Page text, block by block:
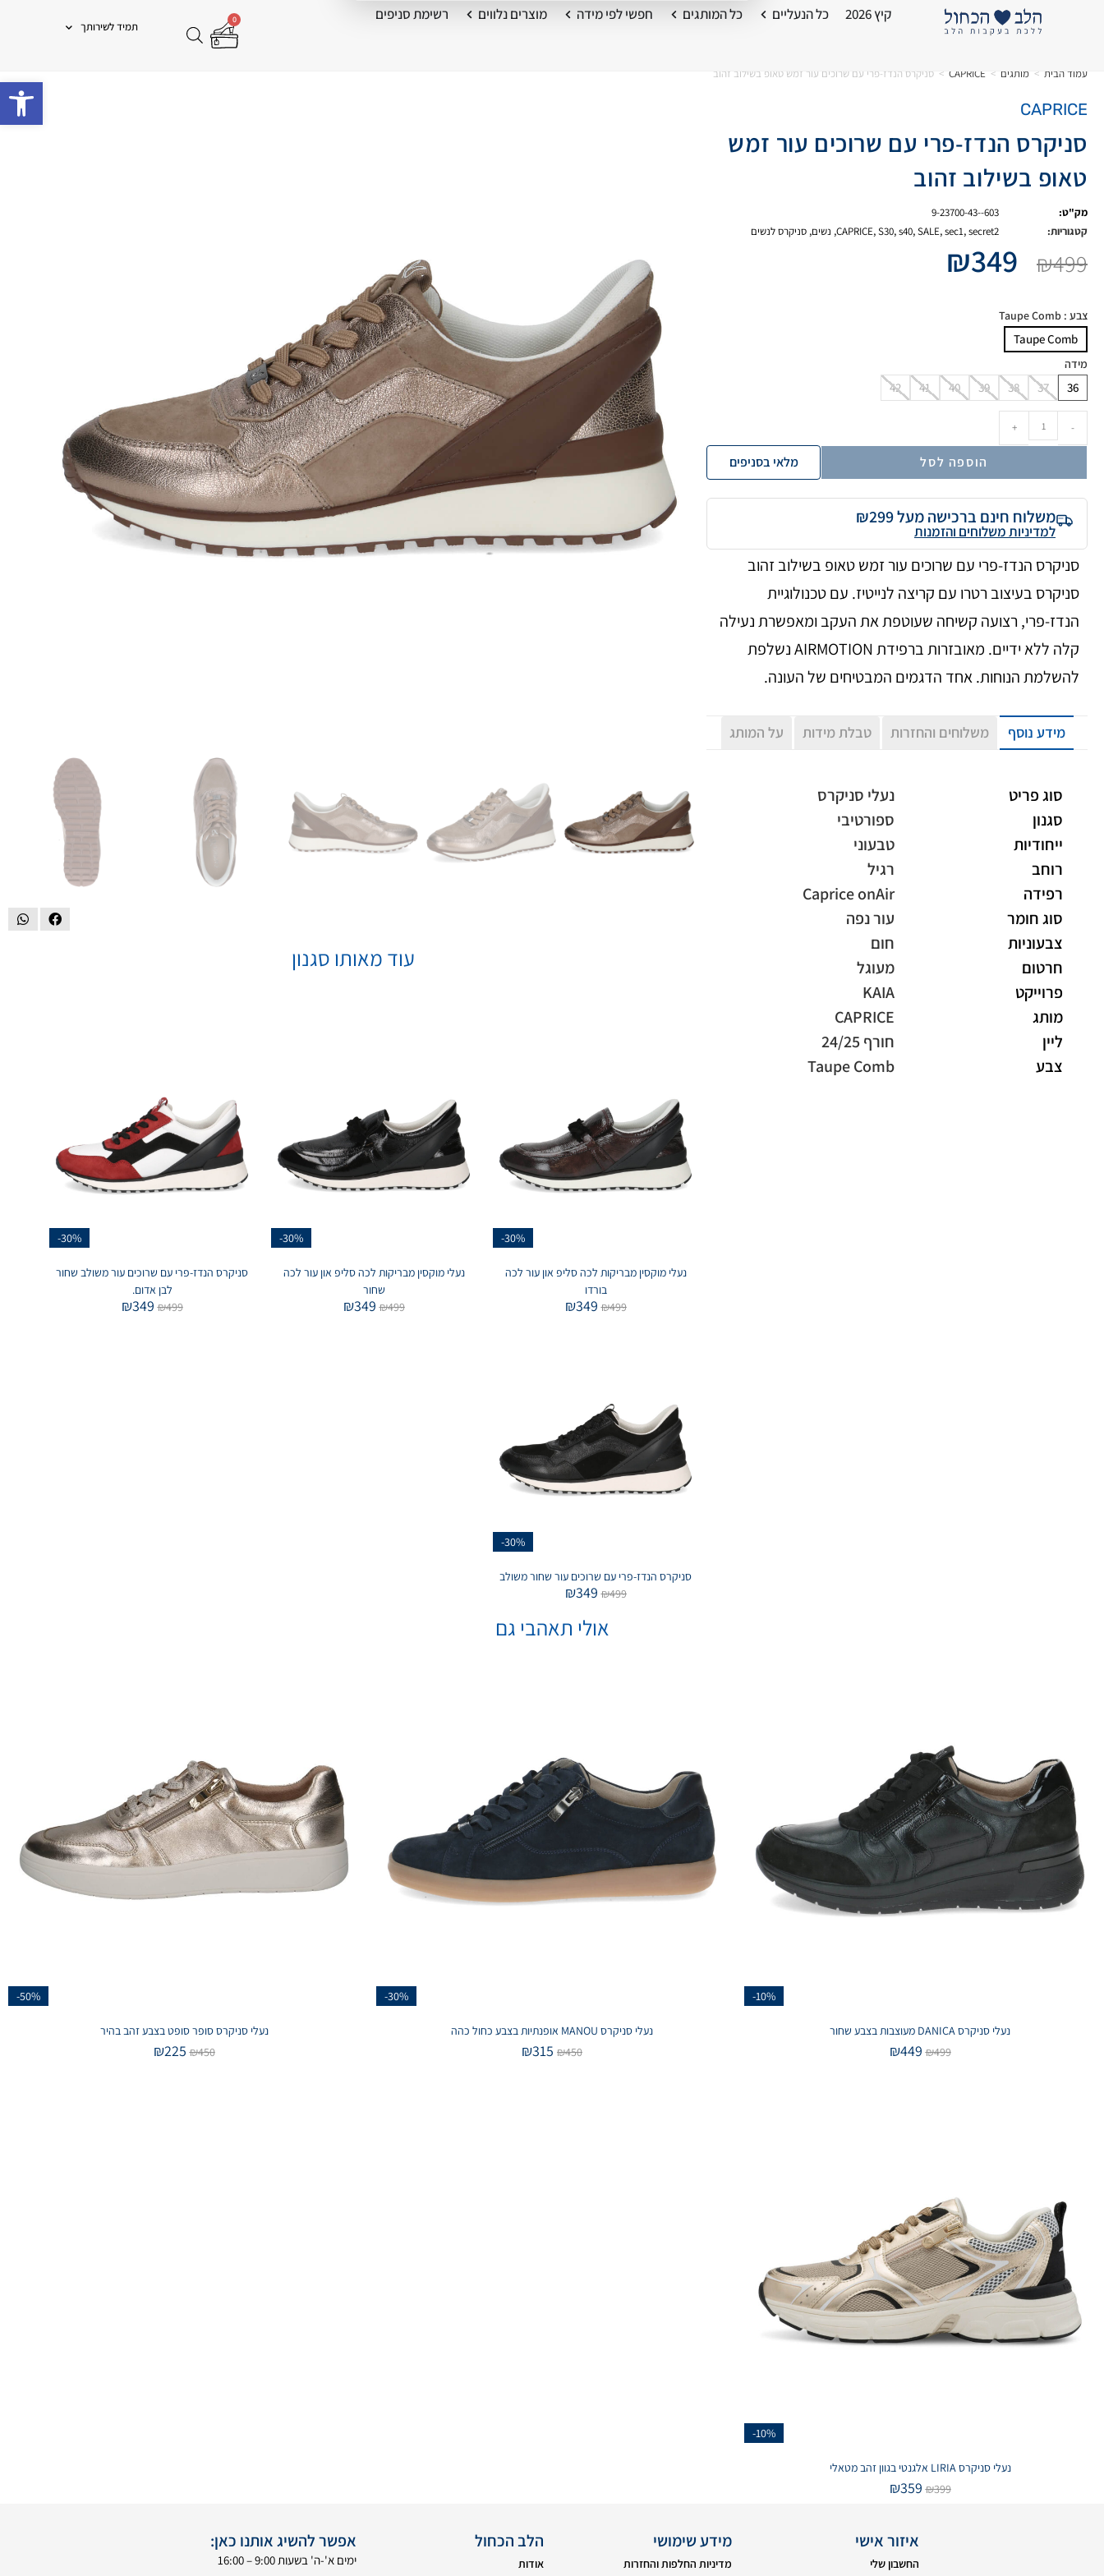
קיץ 2026 כל הנעליים כל המותגים חפשי לפי מידה מוצרים נלווים רשימת סניפים 0
תמיד לשירותך
עמוד הבית > מותגים >
CAPRICE
> סניקרס הנדז-פרי עם שרוכים עור זמש טאופ בשילוב זהוב
CAPRICE
סניקרס הנדז-פרי עם שרוכים עור זמש
טאופ בשילוב זהוב
מק"ט:
9-23700-43--603
קטגוריות:
CAPRICE,S30,s40,SALE,sec1,secret2
, נשים, סניקרס לנשים
₪499
₪349
צבע : Taupe Comb
Taupe Comb
מידה
36
37
38
39
40
41
42
-
+
הוספה לסל מלאי בסניפים
משלוח חינם ברכישה מעל ₪299
למדיניות משלוחים והזמנות
סניקרס הנדז-פרי עם שרוכים עור זמש טאופ בשילוב זהוב
סניקרס בעיצוב רטרו עם קריצה לנייטיז. עם טכנולוגיית
הנדז-פרי, רצועה קשיחה שעוטפת את העקב ומאפשרת נעילה
קלה ללא ידיים. מאובזרות ברפידת AIRMOTION נשלפת
להשלמת הנוחות. אחד הדגמים המבטיחים של העונה.
מידע נוסף משלוחים והחזרות טבלת מידות על המותג
סוג פריט
נעלי סניקרס
סגנון
ספורטיבי
ייחודיות
טבעוני
רוחב
רגיל
רפידה
Caprice onAir
סוג חומר
עור נפה
צבעוניות
חום
חרטום
מעוגל
פרוייקט
KAIA
מותג
CAPRICE
ליין
חורף 24/25
צבע
Taupe Comb
עוד מאותו סגנון
-30%
נעלי מוקסין מבריקות לכה סליפ און עור לכה
בורדו
₪499
₪349
-30%
נעלי מוקסין מבריקות לכה סליפ און עור לכה
שחור
₪499
₪349
-30%
סניקרס הנדז-פרי עם שרוכים עור משולב שחור
לבן אדום.
₪499
₪349
-30%
סניקרס הנדז-פרי עם שרוכים עור שחור משולב
₪499
₪349
אולי תאהבי גם
-10%
נעלי סניקרס DANICA מעוצבות בצבע שחור
₪499
₪449
-30%
נעלי סניקרס MANOU אופנתיות בצבע כחול כהה
₪450
₪315
-50%
נעלי סניקרס סופר סופט בצבע זהב בהיר
₪450
₪225
-10%
נעלי סניקרס LIRIA אלגנטי בגוון זהב מטאלי
₪399
₪359
איזור אישי
החשבון שלי
מידע שימושי
מדיניות החלפות והחזרות
הלב הכחול
אודות
אפשר להשיג אותנו כאן:
ימים א'-ה' בשעות 9:00 – 16:00